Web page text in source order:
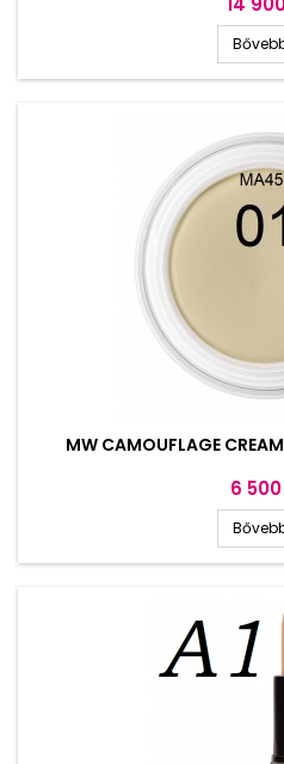
MW CAMOUFLAGE
Ár
6